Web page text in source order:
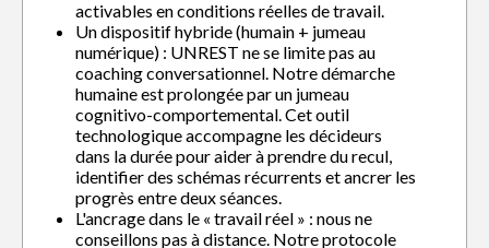
activables en conditions réelles de travail.
Un dispositif hybride (humain + jumeau
numérique) : UNREST ne se limite pas au
coaching conversationnel. Notre démarche
humaine est prolongée par un jumeau
cognitivo-comportemental. Cet outil
technologique accompagne les décideurs
dans la durée pour aider à prendre du recul,
identifier des schémas récurrents et ancrer les
progrès entre deux séances.
L'ancrage dans le « travail réel » : nous ne
conseillons pas à distance. Notre protocole